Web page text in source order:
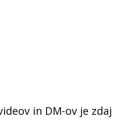
in DM-ov je